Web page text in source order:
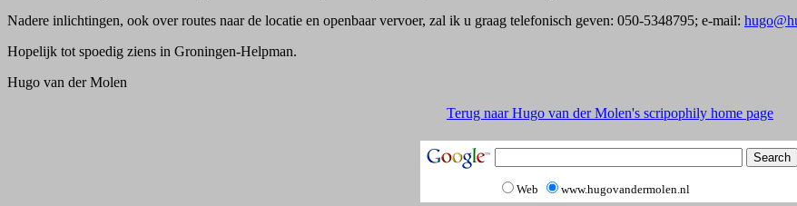
Nadere inlichtingen, ook over routes naar de locatie en openbaar vervoer, zal ik u graag telefonisch geven: 050-5348795; e-mail:
Hopelijk tot spoedig ziens in Groningen-Helpman.
Hugo van der Molen
Terug naar Hugo van der Molen's scripophily home page
Web www.hugovandermolen.nl